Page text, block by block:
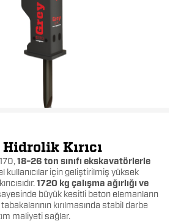
Hidrolik Kırıcı
18–26 ton sınıfı ekskavatörlerle
kullanıcılar için geliştirilmiş yüksek
1720 kg çalışma ağırlığı ve
büyük kesitli beton elemanların
kırılmasında stabil darbe
maliyeti sağlar.